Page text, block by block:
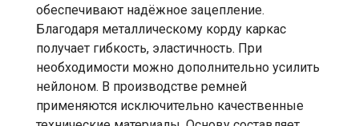
обеспечивают надёжное зацепление.
Благодаря металлическому корду каркас
получает гибкость, эластичность. При
необходимости можно дополнительно усилить
нейлоном. В производстве ремней
применяются исключительно качественные